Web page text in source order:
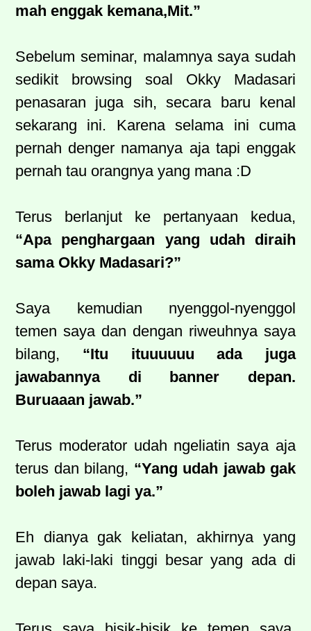
mah enggak kemana,Mit.”
Sebelum seminar, malamnya saya sudah
sedikit browsing soal Okky Madasari
penasaran juga sih, secara baru kenal
sekarang ini. Karena selama ini cuma
pernah denger namanya aja tapi enggak
pernah tau orangnya yang mana :D
Terus berlanjut ke pertanyaan kedua,
“Apa penghargaan yang udah diraih
sama Okky Madasari?”
Saya kemudian nyenggol-nyenggol
temen saya dan dengan riweuhnya saya
bilang, “Itu ituuuuuu ada juga
jawabannya di banner depan.
Buruaaan jawab.”
Terus moderator udah ngeliatin saya aja
terus dan bilang, “Yang udah jawab gak
boleh jawab lagi ya.”
Eh dianya gak keliatan, akhirnya yang
jawab laki-laki tinggi besar yang ada di
depan saya.